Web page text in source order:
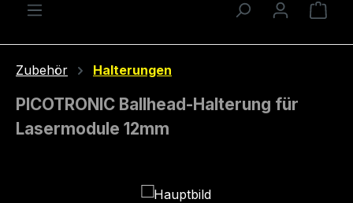
Zubehör Halterungen
PICOTRONIC Ballhead-Halterung für
Lasermodule 12mm
Bildergalerie überspringen